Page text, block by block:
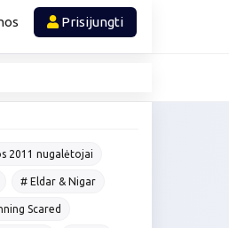
Prisijungti
2011 nugalėtojai
# Eldar & Nigar
Scared